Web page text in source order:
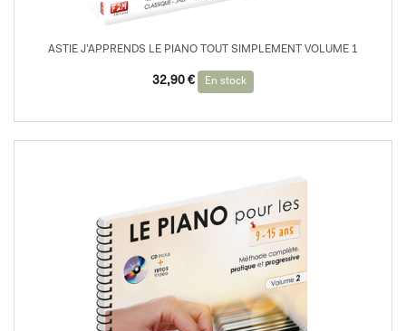
ASTIE J’APPRENDS LE PIANO TOUT SIMPLEMENT VOLUME 1
32,90 € En stock